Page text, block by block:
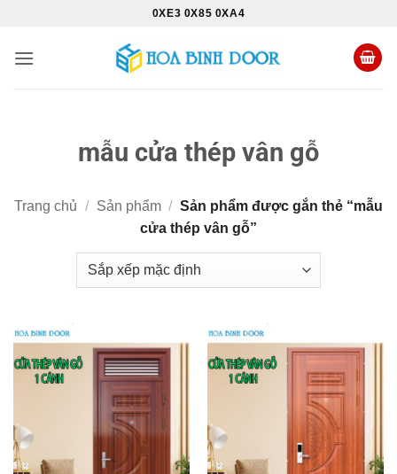
nội
0XE3 0X85 0XA4
mẫu cửa thép vân gỗ
Trang chủ / Sản phẩm / Sản phẩm được gắn thẻ “mẫu
cửa thép vân gỗ”